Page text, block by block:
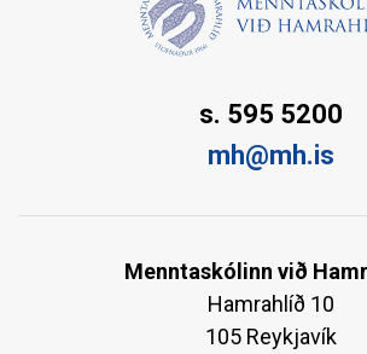
s. 595 5200
mh@mh.is
Menntaskólinn við
Hamrahlíð 10
105 Reykjavík